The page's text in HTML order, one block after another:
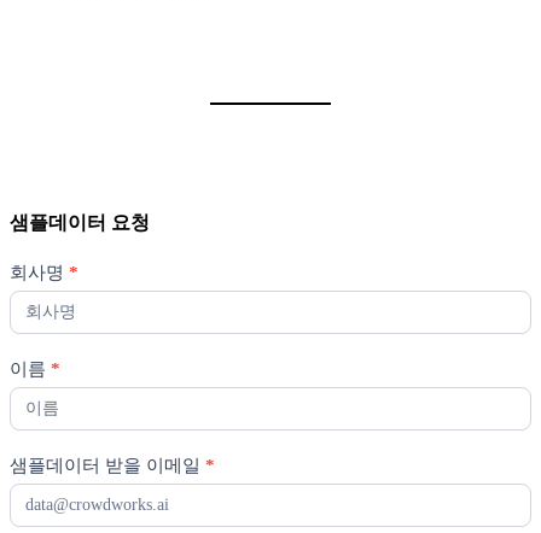
샘플데이터 요청
플
데
이
요
청
회사명 *
이름 *
샘플데이터 받을 이메일 *